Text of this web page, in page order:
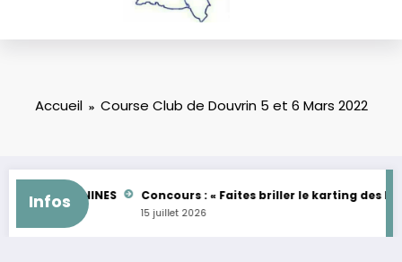
Accueil Course Club de Douvrin 5 et 6 Mars 2022
Infos
– FEMININES Concours : « Faites briller le karting des
15 juillet 2026